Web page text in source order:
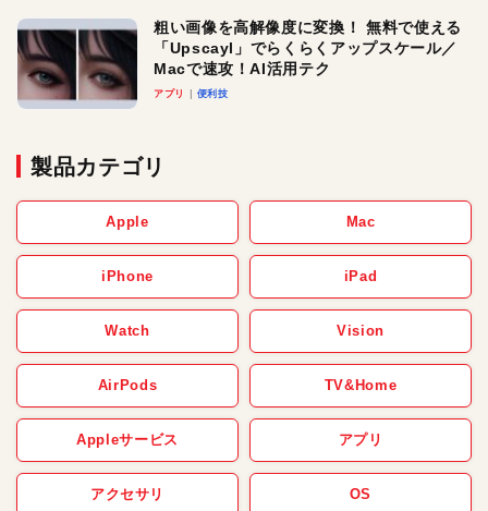
粗い画像を高解像度に変換！ 無料で使える
「Upscayl」でらくらくアップスケール／
Macで速攻！AI活用テク
アプリ 便利技
製品カテゴリ
Apple Mac
iPhone iPad
Watch Vision
AirPods TV&Home
Appleサービス アプリ
アクセサリ OS